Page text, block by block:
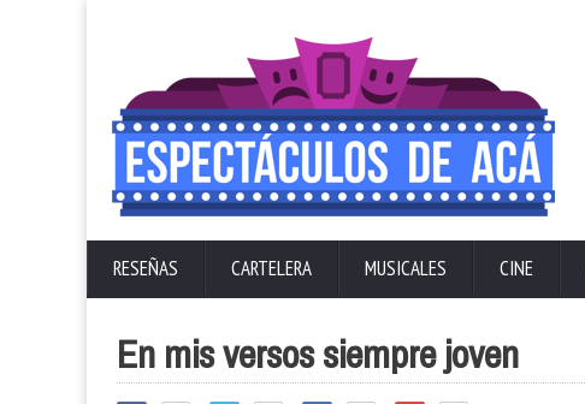
RESEÑAS CARTELERA MUSICALES CINE
En mis versos siempre joven